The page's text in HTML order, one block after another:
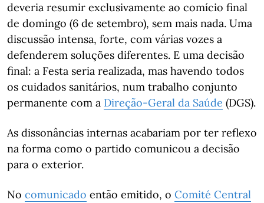
deveria resumir exclusivamente ao comício final
de domingo (6 de setembro), sem mais nada. Uma
discussão intensa, forte, com várias vozes a
defenderem soluções diferentes. E uma decisão
final: a Festa seria realizada, mas havendo todos
os cuidados sanitários, num trabalho conjunto
permanente com a Direção-Geral da Saúde (DGS).
As dissonâncias internas acabariam por ter reflexo
na forma como o partido comunicou a decisão
para o exterior.
No comunicado então emitido, o Comité Central